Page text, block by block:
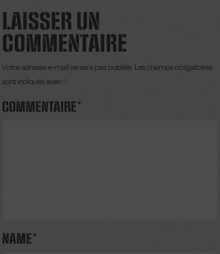
LAISSER UN
COMMENTAIRE
Votre adresse e-mail ne sera pas publiée. Les champs obligatoires
sont indiqués avec*
COMMENTAIRE*
NAME*